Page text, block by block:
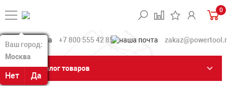
Ваш город:
Москва
Нет Да
Ваш город:
Москва
Нет Да
0
+7 800 555 42 85
Каталог товаров